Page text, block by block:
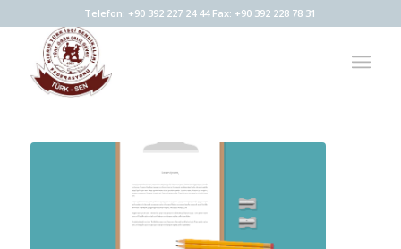
Telefon: +90 392 227 24 44 Fax: +90 392 228 78 31